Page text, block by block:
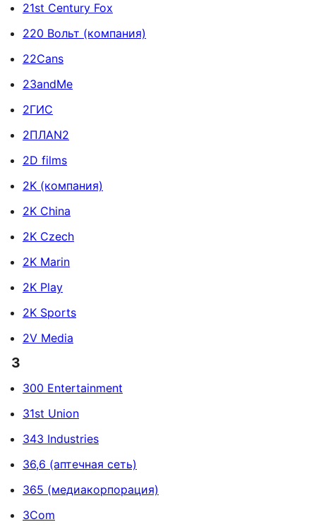
21st Century Fox
220 Вольт (компания)
22Cans
23andMe
2ГИС
2ПЛАN2
2D films
2K (компания)
2K China
2K Czech
2K Marin
2K Play
2K Sports
2V Media
3
300 Entertainment
31st Union
343 Industries
36,6 (аптечная сеть)
365 (медиакорпорация)
3Com